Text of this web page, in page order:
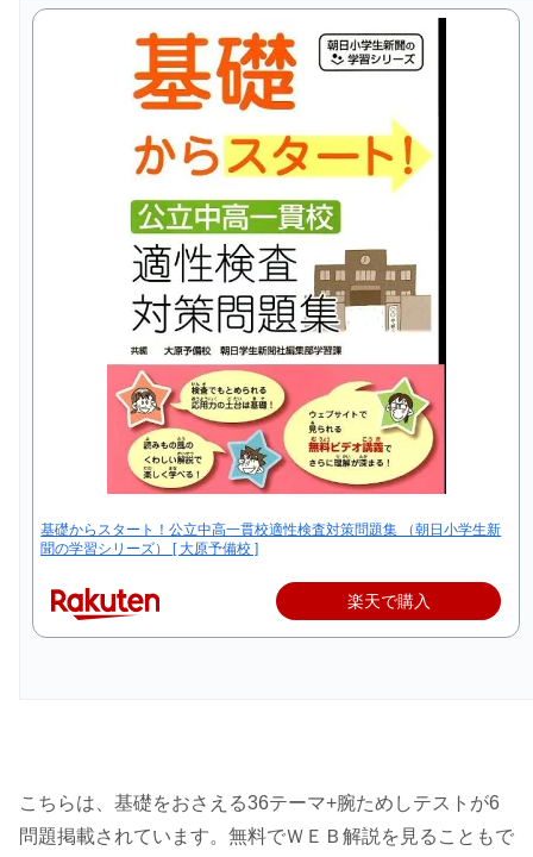
基礎からスタート！公立中高一貫校適性検査対策問題集 （朝日小学生新
聞の学習シリーズ） [ 大原予備校 ]
楽天で購入
こちらは、基礎をおさえる36テーマ+腕ためしテストが6
問題掲載されています。無料でＷＥＢ解説を見ることもで